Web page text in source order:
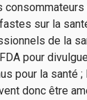
sur la
de la
pour
pour la santé ;
donc être